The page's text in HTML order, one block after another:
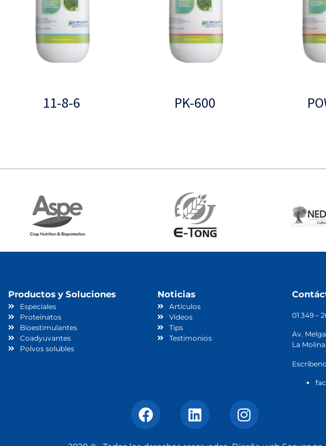
11-8-6 PK-600
Productos y Soluciones
Especiales
Proteinatos
Bioestimulantes
Coadyuvantes
Polvos solubles
Noticias
Artículos
Videos
Tips
Testimonios
01 349 –
Av.
La